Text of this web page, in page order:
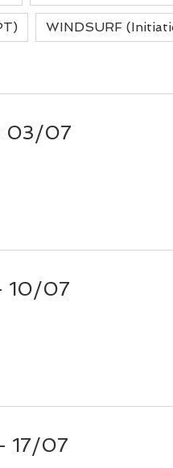
WINDSURF
03/07
10/07
17/07